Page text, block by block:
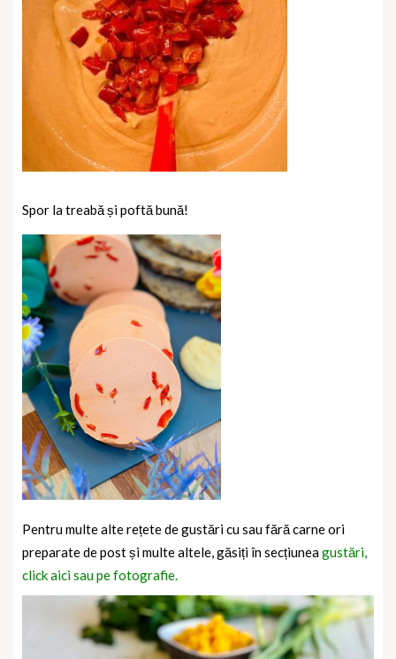
Spor la treabă și poftă bună!
Pentru multe alte rețete de gustări cu sau fără carne ori
preparate de post și multe altele, găsiți în secțiuneagustări,
click aici sau pe fotografie.